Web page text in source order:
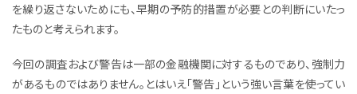
を繰り返さないためにも、早期の予防的措置が必要との判断にいたっ
たものと考えられます。
今回の調査および警告は一部の金融機関に対するものであり、強制力
があるものではありません。とはいえ「警告」という強い言葉を使ってい